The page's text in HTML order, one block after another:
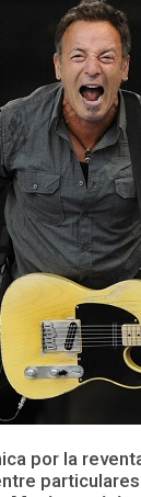
por la